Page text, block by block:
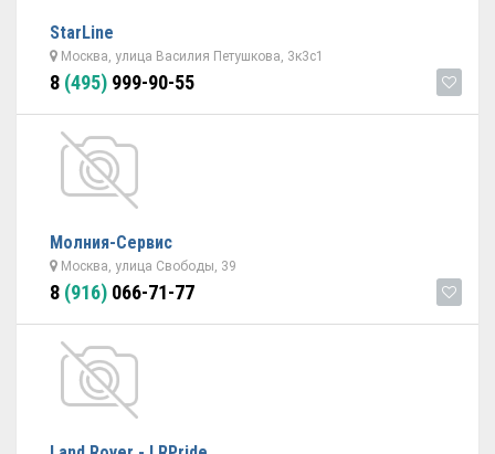
StarLine
Москва, улица Василия Петушкова, 3к3с1
8 (495) 999-90-55
Молния-Сервис
Москва, улица Свободы, 39
8 (916) 066-71-77